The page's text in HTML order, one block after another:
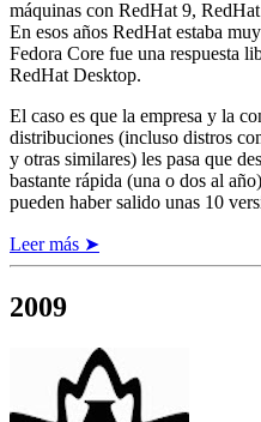
máquinas con RedHat 9,
En esos años RedHat estaba
Fedora Core fue una respuesta
RedHat Desktop.
El caso es que la empresa y la
distribuciones (incluso distros
y otras similares) les pasa que
bastante rápida (una o dos al
pueden haber salido unas 10
Leer más ➤
2009